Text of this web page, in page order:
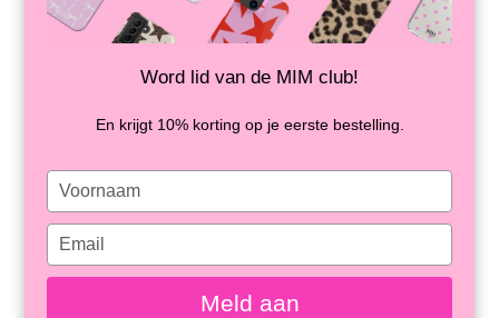
AUF LAGER
Word lid van de MIM club!
En krijgt 10% korting op je eerste bestelling.
Type
your
name
Type
your
email
Meld aan